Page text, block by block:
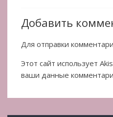
Добавить
Для отправки
Этот сайт использует
ваши данные